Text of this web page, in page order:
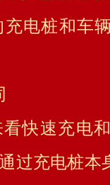
电桩和车
快速充电
过充电桩本